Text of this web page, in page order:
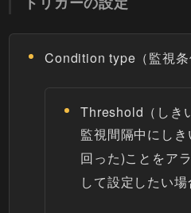
Condition type（監視条
Threshold（しき
監視間隔中にし
回った)ことをア
して設定したい